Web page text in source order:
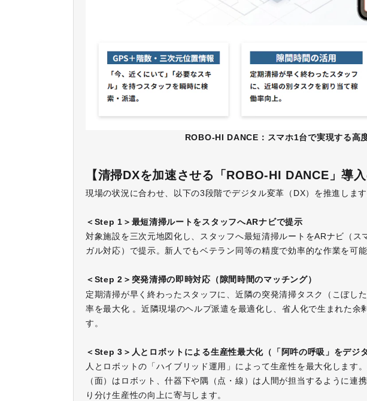
ROBO-HI DANCE ：スマホ1台で実現する高
【清掃DXを加速させる「ROBO-HI DANCE」導入
現場の状況に合わせ、以下の3段階でデジタル変革（DX）を推進します
＜Step 1＞最短清掃ルートをスタッフへARナビで提示
対象施設を三次元地図化し、スタッフへ最短清掃ルートをARナビ（ス
ガル対応）で提示。新人でもベテラン同等の精度で効率的な作業を可能
＜Step 2＞突発清掃の即時対応（隙間時間のマッチング）
定期清掃が早く終わったスタッフに、近隣の突発清掃タスク（こぼし
率を最大化 。近隣現場のヘルプ派遣を最適化し、省人化で生まれた余
す。
＜Step 3＞人とロボットによる生産性最大化（「阿吽の呼吸」をデジ
人とロボットの「ハイブリッド運用」によって生産性を最大化します
（面）はロボット、什器下や隅（点・線）は人間が担当するように連
り分け生産性の向上に寄与します。